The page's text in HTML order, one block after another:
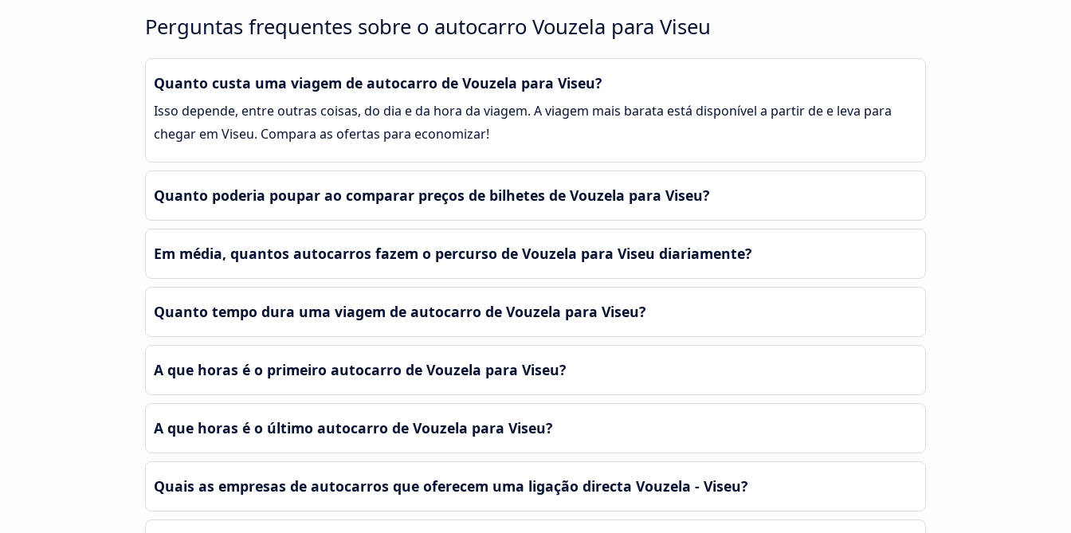
Perguntas frequentes sobre o autocarro Vouzela para Viseu
Quanto custa uma viagem de autocarro de Vouzela para Viseu?
Isso depende, entre outras coisas, do dia e da hora da viagem. A viagem mais barata está disponível a partir de e leva para
chegar em Viseu. Compara as ofertas para economizar!
Quanto poderia poupar ao comparar preços de bilhetes de Vouzela para Viseu?
Em média, quantos autocarros fazem o percurso de Vouzela para Viseu diariamente?
Quanto tempo dura uma viagem de autocarro de Vouzela para Viseu?
A que horas é o primeiro autocarro de Vouzela para Viseu?
A que horas é o último autocarro de Vouzela para Viseu?
Quais as empresas de autocarros que oferecem uma ligação directa Vouzela - Viseu?